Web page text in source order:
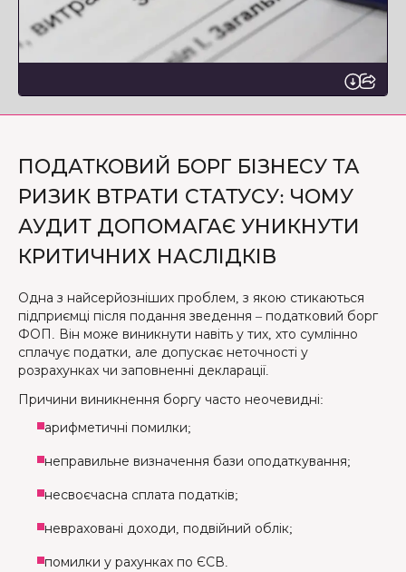
ПОДАТКОВИЙ БОРГ БІЗНЕСУ ТА
РИЗИК ВТРАТИ СТАТУСУ: ЧОМУ
АУДИТ ДОПОМАГАЄ УНИКНУТИ
КРИТИЧНИХ НАСЛІДКІВ
Одна з найсерйозніших проблем, з якою стикаються
підприємці після подання зведення – податковий борг
ФОП. Він може виникнути навіть у тих, хто сумлінно
сплачує податки, але допускає неточності у
розрахунках чи заповненні декларації.
Причини виникнення боргу часто неочевидні:
арифметичні помилки;
неправильне визначення бази оподаткування;
несвоєчасна сплата податків;
невраховані доходи, подвійний облік;
помилки у рахунках по ЄСВ.